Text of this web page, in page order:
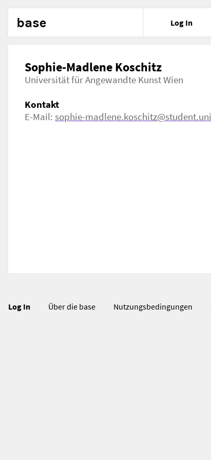
base Log In
Sophie-Madlene Koschitz
Universität für Angewandte Kunst Wien
Kontakt
E-Mail: sophie-
Log In Über die base Nutzungsbedingungen